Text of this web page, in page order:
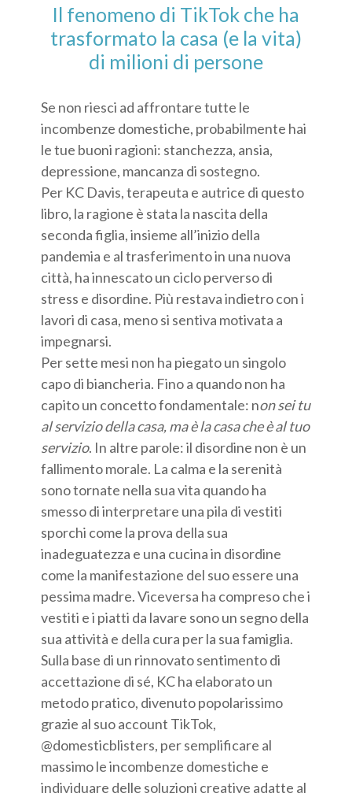
Il fenomeno di TikTok che ha
trasformato la casa (e la vita)
di milioni di persone
Se non riesci ad affrontare tutte le
incombenze domestiche, probabilmente hai
le tue buoni ragioni: stanchezza, ansia,
depressione, mancanza di sostegno.
Per KC Davis, terapeuta e autrice di questo
libro, la ragione è stata la nascita della
seconda figlia, insieme all’inizio della
pandemia e al trasferimento in una nuova
città, ha innescato un ciclo perverso di
stress e disordine. Più restava indietro con i
lavori di casa, meno si sentiva motivata a
impegnarsi.
Per sette mesi non ha piegato un singolo
capo di biancheria. Fino a quando non ha
capito un concetto fondamentale: non sei tu
al servizio della casa, ma è la casa che è al tuo
servizio. In altre parole: il disordine non è un
fallimento morale. La calma e la serenità
sono tornate nella sua vita quando ha
smesso di interpretare una pila di vestiti
sporchi come la prova della sua
inadeguatezza e una cucina in disordine
come la manifestazione del suo essere una
pessima madre. Viceversa ha compreso che i
vestiti e i piatti da lavare sono un segno della
sua attività e della cura per la sua famiglia.
Sulla base di un rinnovato sentimento di
accettazione di sé, KC ha elaborato un
metodo pratico, divenuto popolarissimo
grazie al suo account TikTok,
@domesticblisters, per semplificare al
massimo le incombenze domestiche e
individuare delle soluzioni creative adatte al